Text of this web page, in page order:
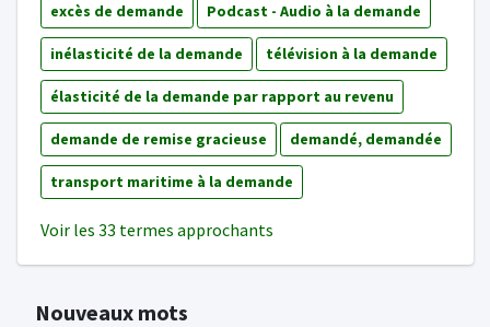
excès de demande Podcast - Audio à la demande
inélasticité de la demande télévision à la demande
élasticité de la demande par rapport au revenu
demande de remise gracieuse demandé, demandée
transport maritime à la demande
Voir les 33 termes approchants
Nouveaux mots